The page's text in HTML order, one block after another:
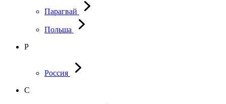
Парагвай
Польша
Р
Россия
С